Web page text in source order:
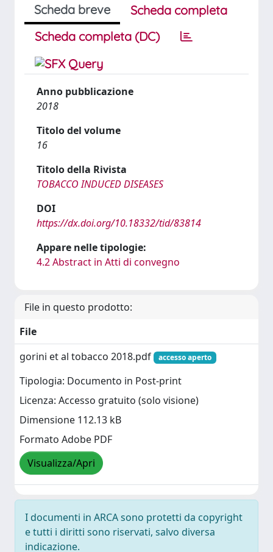
Scheda breve
Scheda completa
Scheda completa (DC)
Anno pubblicazione
2018
Titolo del volume
16
Titolo della Rivista
TOBACCO INDUCED DISEASES
DOI
https://dx.doi.org/10.18332/tid/83814
Appare nelle tipologie:
4.2 Abstract in Atti di convegno
File in questo prodotto:
File
gorini et al tobacco 2018.pdf
accesso aperto
Tipologia: Documento in Post-print
Licenza: Accesso gratuito (solo visione)
Dimensione 112.13 kB
Formato Adobe PDF
Visualizza/Apri
I documenti in ARCA sono protetti da copyright
e tutti i diritti sono riservati, salvo diversa
indicazione.